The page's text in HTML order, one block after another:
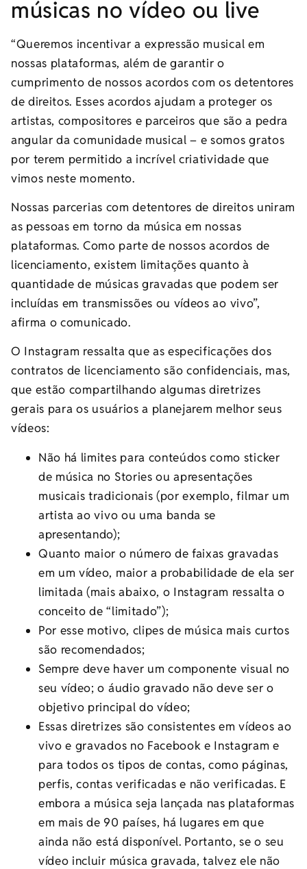
músicas no vídeo ou live
“Queremos incentivar a expressão musical em
nossas plataformas, além de garantir o
cumprimento de nossos acordos com os detentores
de direitos. Esses acordos ajudam a proteger os
artistas, compositores e parceiros que são a pedra
angular da comunidade musical – e somos gratos
por terem permitido a incrível criatividade que
vimos neste momento.
Nossas parcerias com detentores de direitos uniram
as pessoas em torno da música em nossas
plataformas. Como parte de nossos acordos de
licenciamento, existem limitações quanto à
quantidade de músicas gravadas que podem ser
incluídas em transmissões ou vídeos ao vivo”,
afirma o comunicado.
O Instagram ressalta que as especificações dos
contratos de licenciamento são confidenciais, mas,
que estão compartilhando algumas diretrizes
gerais para os usuários a planejarem melhor seus
vídeos:
Não há limites para conteúdos como sticker
de música no Stories ou apresentações
musicais tradicionais (por exemplo, filmar um
artista ao vivo ou uma banda se
apresentando);
Quanto maior o número de faixas gravadas
em um vídeo, maior a probabilidade de ela ser
limitada (mais abaixo, o Instagram ressalta o
conceito de “limitado”);
Por esse motivo, clipes de música mais curtos
são recomendados;
Sempre deve haver um componente visual no
seu vídeo; o áudio gravado não deve ser o
objetivo principal do vídeo;
Essas diretrizes são consistentes em vídeos ao
vivo e gravados no Facebook e Instagram e
para todos os tipos de contas, como páginas,
perfis, contas verificadas e não verificadas. E
embora a música seja lançada nas plataformas
em mais de 90 países, há lugares em que
ainda não está disponível. Portanto, se o seu
vídeo incluir música gravada, talvez ele não